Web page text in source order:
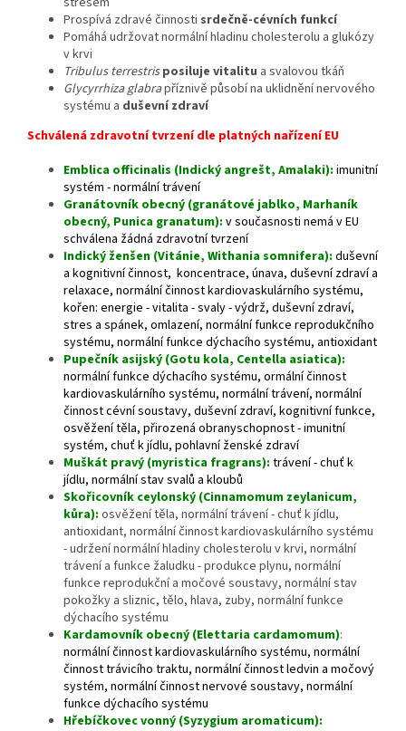
Prospívá zdravé činnosti srdečně-cévních funkcí
Pomáhá udržovat normální hladinu cholesterolu a glukózy
v krvi
Tribulus terrestris posiluje vitalitu a svalovou tkáň
Glycyrrhiza glabrapříznivě působí na uklidnění nervového
systému a duševní zdraví
Schválená zdravotní tvrzení dle platných nařízení EU
Emblica officinalis (Indický angrešt, Amalaki): imunitní
systém - normální trávení
Granátovník obecný (granátové jablko, Marhaník
obecný, Punica granatum): v současnosti nemá v EU
schválena žádná zdravotní tvrzení
Indický ženšen (Vitánie, Withania somnifera): duševní
a kognitivní činnost, koncentrace, únava, duševní zdraví a
relaxace, normální činnost kardiovaskulárního systému,
kořen: energie - vitalita - svaly - výdrž, duševní zdraví,
stres a spánek, omlazení, normální funkce reprodukčního
systému, normální funkce dýchacího systému, antioxidant
Pupečník asijský (Gotu kola, Centella asiatica):
normální funkce dýchacího systému, ormální činnost
kardiovaskulárního systému, normální trávení, normální
činnost cévní soustavy, duševní zdraví, kognitivní funkce,
osvěžení těla, přirozená obranyschopnost - imunitní
systém, chuť k jídlu, pohlavní ženské zdraví
Muškát pravý (myristica fragrans): trávení - chuť k
jídlu, normální stav svalů a kloubů
Skořicovník ceylonský (Cinnamomum zeylanicum,
kůra): osvěžení těla, normální trávení - chuť k jídlu,
antioxidant, normální činnost kardiovaskulárního systému
- udržení normální hladiny cholesterolu v krvi, normální
trávení a funkce žaludku - produkce plynu, normální
funkce reprodukční a močové soustavy, normální stav
pokožky a sliznic, tělo, hlava, zuby, normální funkce
dýchacího systému
Kardamovník obecný (Elettaria cardamomum):
normální činnost kardiovaskulárního systému, normální
činnost trávicího traktu, normální činnost ledvin a močový
systém, normální činnost nervové soustavy, normální
funkce dýchacího systému
Hřebíčkovec vonný (Syzygium aromaticum):